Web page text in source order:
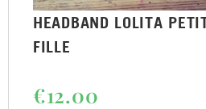
HEADBAND LOLITA
FILLE
€12.00